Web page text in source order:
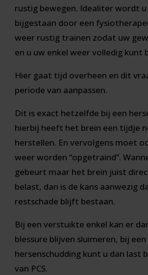
rustig bewegen. Idealiter wordt
bijgestaan door een
weer rustig trainen zodat uw
en u uw enkel weer volledig kunt
Hier gaat tijd overheen en dit
periode van aanpassen.
Dit is exact hetzelfde bij een
hierbij heeft het brein een tijdje
herstellen. En vervolgens moet
weer worden “opgetraind”.
gebeurt maar het brein juist
belast, dan is de kans aanwezig
restschade blijft bestaan.
Bij een verstuikte enkel kan er
blessure blijven sluimeren, bij een
hersenschudding kunt u dan last
van PCS.